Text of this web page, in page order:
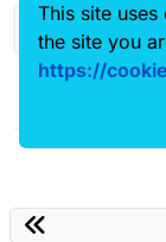
This site
the site you
https://